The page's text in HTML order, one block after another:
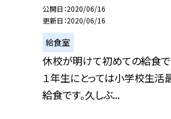
公開日 2020/06/16
更新日 2020/06/16
給食室
休校が明けて初めての給食で
１年生にとっては小学校生活
給食です。久しぶ...